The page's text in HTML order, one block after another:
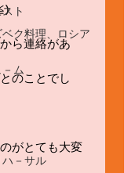
ト
ク料理、ロシア
ム
－サル
ら連絡があ
のことでし
がとても大変